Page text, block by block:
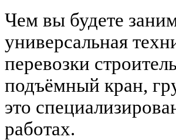
Чем вы будете
универсальная
перевозки
подъёмный кран,
это
работах.